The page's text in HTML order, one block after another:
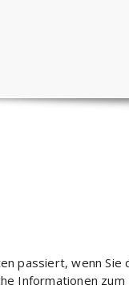
passiert, wenn Sie
Informationen